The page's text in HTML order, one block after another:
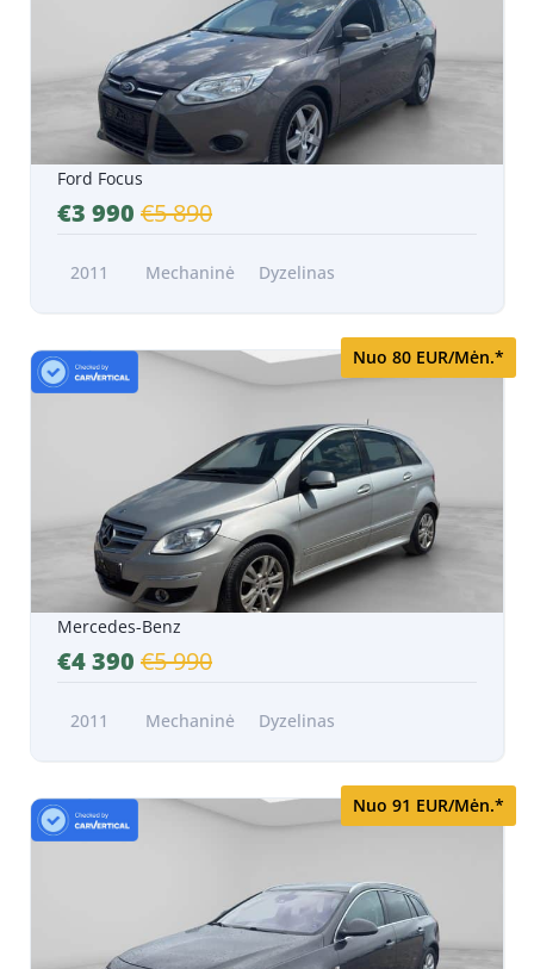
Ford Focus
€3 990 €5 890
2011 Mechaninė Dyzelinas
Nuo 80 EUR/Mėn.*
Mercedes-Benz
€4 390 €5 990
2011 Mechaninė Dyzelinas
Nuo 91 EUR/Mėn.*